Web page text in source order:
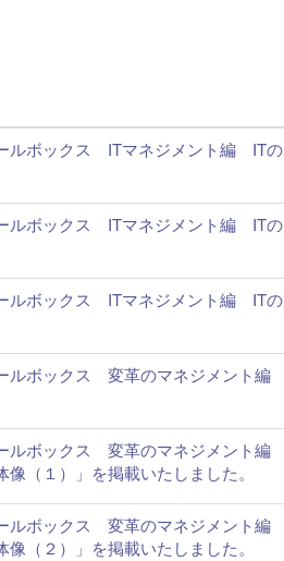
ルボックス ITマネジメント編 ITの
ルボックス ITマネジメント編 ITの
ルボックス ITマネジメント編 ITの
ルボックス 変革のマネジメント編
ルボックス 変革のマネジメント編
（１）」を掲載いたしました。
ルボックス 変革のマネジメント編
（２）」を掲載いたしました。